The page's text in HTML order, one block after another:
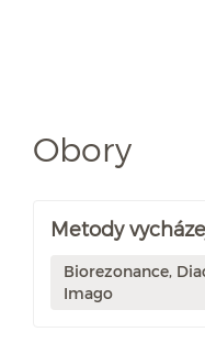
Obory
Metody
Biorezonance,
Imago